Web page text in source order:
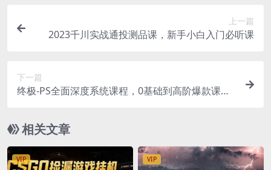
上一篇
2023千川实战通投测品课，新手小白入门必听课
下一篇
终极-PS全面深度系统课程，0基础到高阶爆款课程
相关文章
VIP VIP